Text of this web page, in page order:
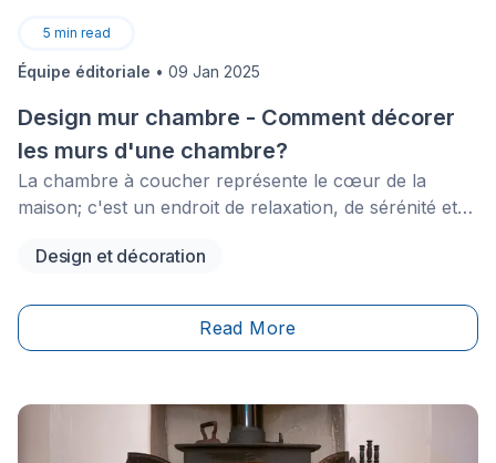
5 min read
Équipe éditoriale • 09 Jan 2025
Design mur chambre - Comment décorer
les murs d'une chambre?
La chambre à coucher représente le cœur de la
maison; c'est un endroit de relaxation, de sérénité et
profiter du silence, tous peuvent convenir de
Vous pourriez commencer par les murs de la
chambre à coucher, puisque les éléments faisant
Design et décoration
Read More